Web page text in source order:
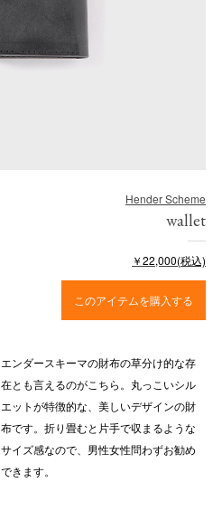
Hender Scheme
wallet
￥22,000(税込)
このアイテムを購入する
エンダースキーマの財布の草分け的な存
在とも言えるのがこちら。丸っこいシル
エットが特徴的な、美しいデザインの財
布です。折り畳むと片手で収まるような
サイズ感なので、男性女性問わずお勧め
できます。